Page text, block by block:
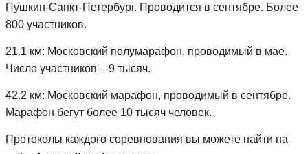
Пушкин-Санкт-Петербург. Проводится в сентябре. Более
800 участников.
21.1 км: Московский полумарафон, проводимый в мае.
Число участников – 9 тысяч.
42.2 км: Московский марафон, проводимый в сентябре.
Марафон бегут более 10 тысяч человек.
Протоколы каждого соревнования вы можете найти на